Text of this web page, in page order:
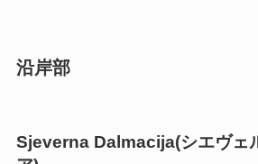
沿岸部
Sjeverna Dalmacija(シエヴェ